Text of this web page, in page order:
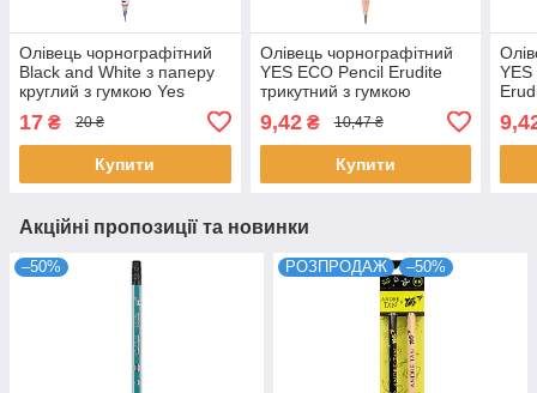
Олівець чорнографітний
Black and White з паперу
круглий з гумкою Yes
17 ₴ 20 ₴
Купити
Олівець чорнографітний
YES ECO Pencil Erudite
трикутний з гумкою
9,42₴ 10,47 ₴
Купити
Акційні пропозиції та новинки
–50% РОЗПРОДАЖ –50%